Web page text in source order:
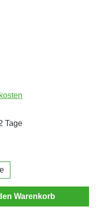
Tage
gewünschten
Warenkorb